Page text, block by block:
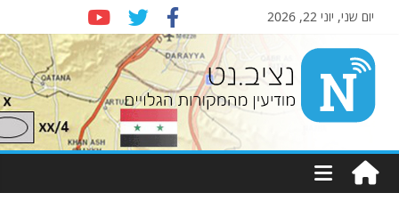
יום שני, יוני 22, 2026
Nziv.net
מודיעין
מהמקורות